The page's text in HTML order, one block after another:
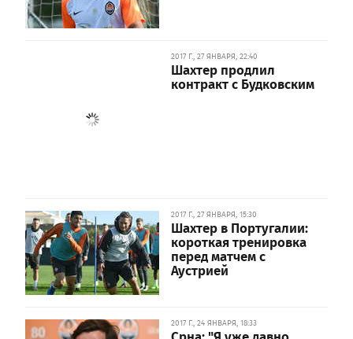
2017 Г., 27 ЯНВАРЯ, 22:40
Шахтер продлил
контракт с Будковским
2017 Г., 27 ЯНВАРЯ, 15:30
Шахтер в Португалии:
короткая тренировка
перед матчем с
Аустрией
2017 Г., 24 ЯНВАРЯ, 18:33